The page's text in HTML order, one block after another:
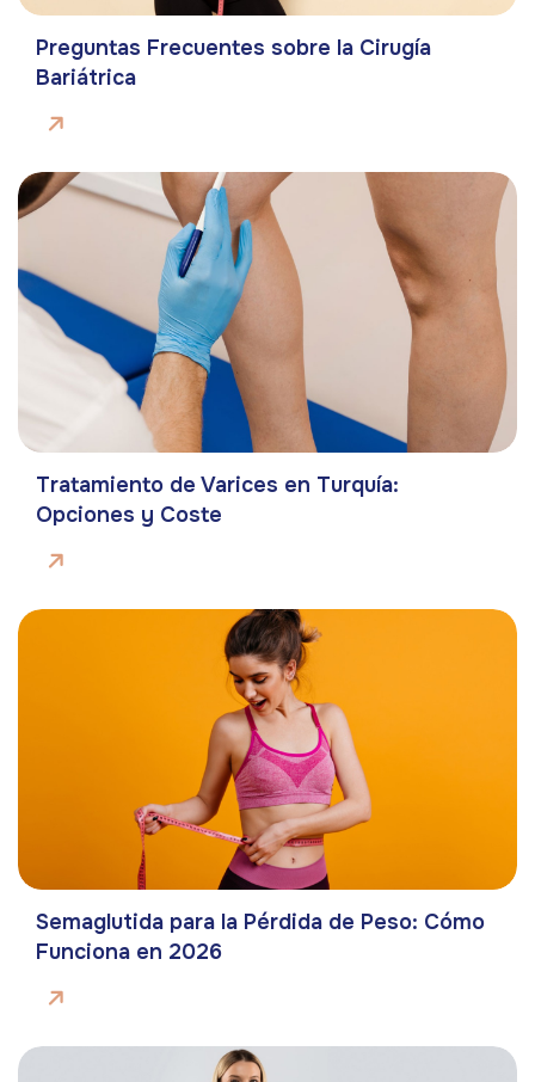
Preguntas Frecuentes sobre la Cirugía
Bariátrica
Tratamiento de Varices en Turquía:
Opciones y Coste
Semaglutida para la Pérdida de Peso: Cómo
Funciona en 2026